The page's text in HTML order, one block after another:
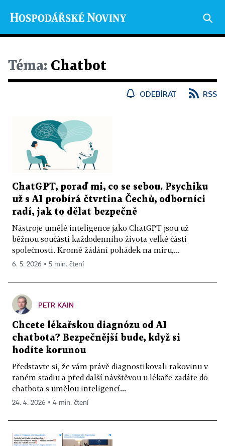
Téma: Chatbot
ODEBÍRAT RSS
ChatGPT, poraď mi, co se sebou. Psychiku
už s AI probírá čtvrtina Čechů, odborníci
radí, jak to dělat bezpečně
Nástroje umělé inteligence jako ChatGPT jsou už
běžnou součástí každodenního života velké části
společnosti. Kromě žádání pohádek na míru,...
6. 5. 2026 ▪ 5 min. čtení
PETR KAIN
Chcete lékařskou diagnózu od AI
chatbota? Bezpečnější bude, když si
hodíte korunou
Představte si, že vám právě diagnostikovali rakovinu v
raném stadiu a před další návštěvou u lékaře zadáte do
chatbota s umělou inteligencí...
24. 4. 2026 ▪ 4 min. čtení